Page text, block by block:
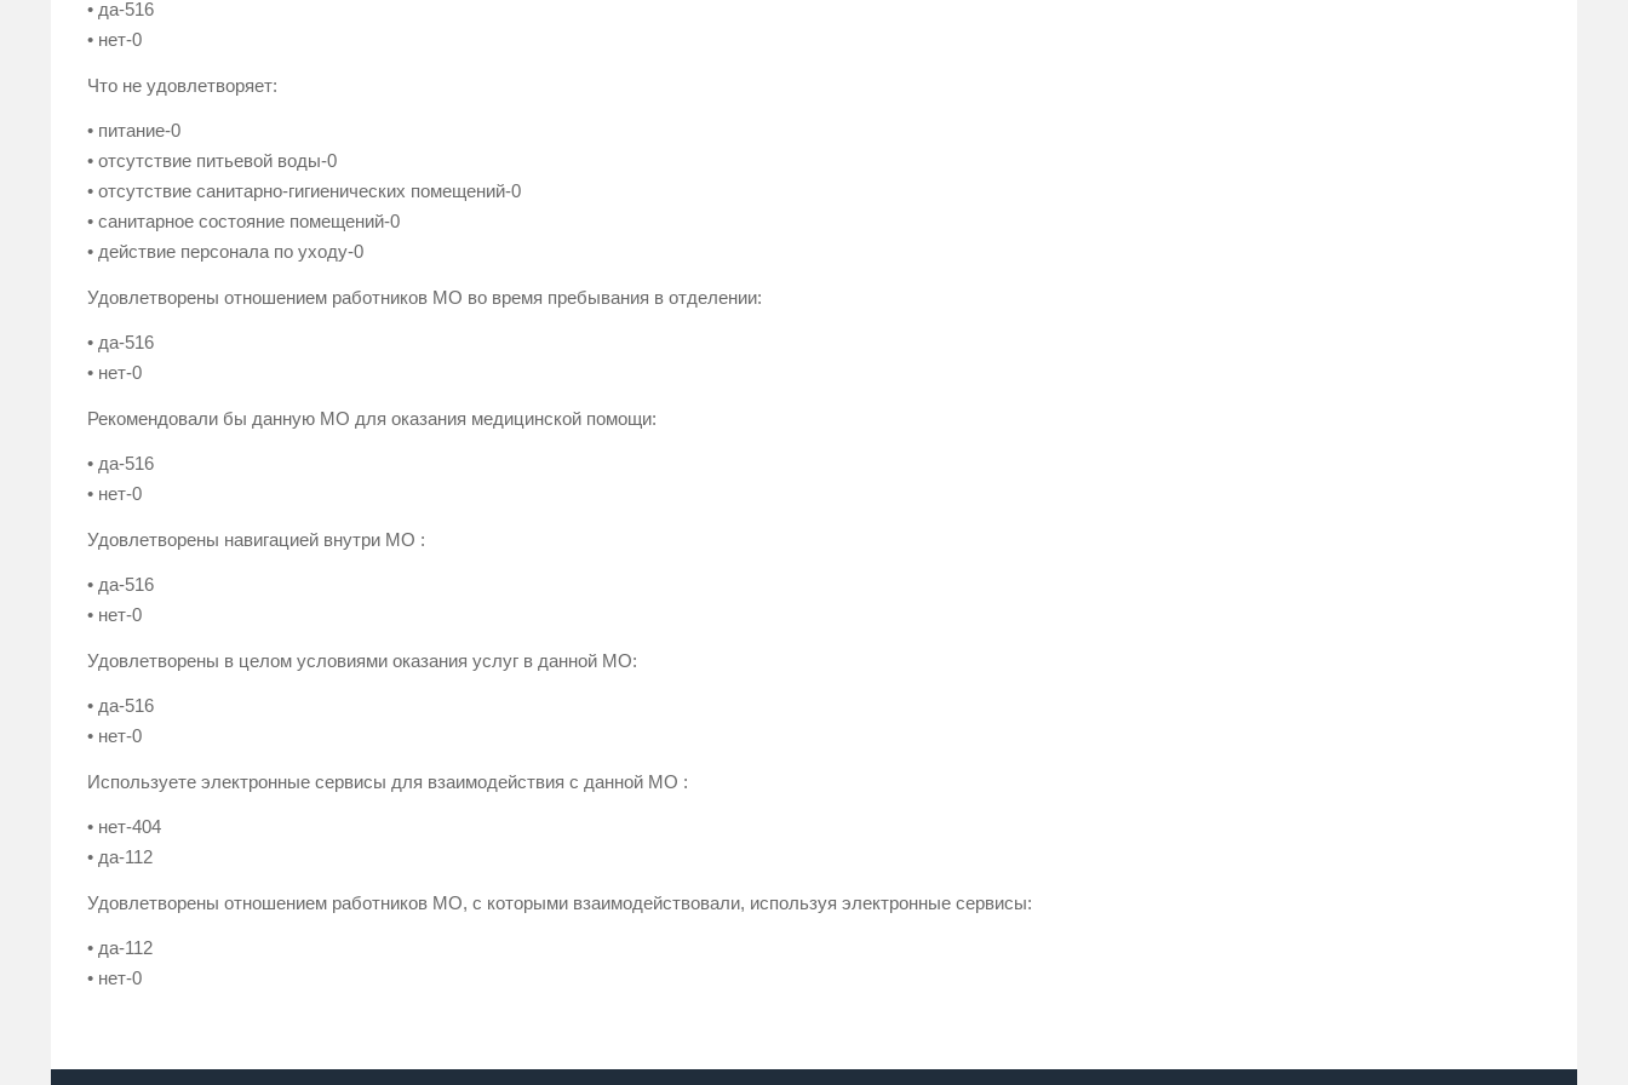
• да-516
• нет-0
Что не удовлетворяет:
• питание-0
• отсутствие питьевой воды-0
• отсутствие санитарно-гигиенических помещений-0
• санитарное состояние помещений-0
• действие персонала по уходу-0
Удовлетворены отношением работников МО во время пребывания в отделении:
• да-516
• нет-0
Рекомендовали бы данную МО для оказания медицинской помощи:
• да-516
• нет-0
Удовлетворены навигацией внутри МО :
• да-516
• нет-0
Удовлетворены в целом условиями оказания услуг в данной МО:
• да-516
• нет-0
Используете электронные сервисы для взаимодействия с данной МО :
• нет-404
• да-112
Удовлетворены отношением работников МО, с которыми взаимодействовали, используя электронные сервисы:
• да-112
• нет-0